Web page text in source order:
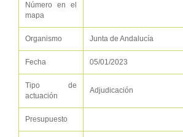
Número en el
mapa
Organismo Junta de Andalucía
Fecha 05/01/2023
Tipo de
actuación
Adjudicación
Presupuesto